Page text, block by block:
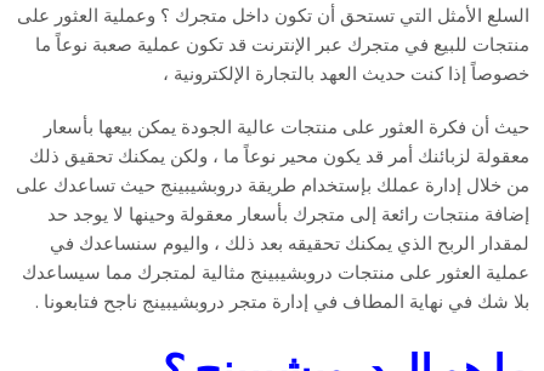
السلع الأمثل التي تستحق أن تكون داخل متجرك ؟ وعملية العثور على
منتجات للبيع في متجرك عبر الإنترنت قد تكون عملية صعبة نوعاً ما
خصوصاً إذا كنت حديث العهد بالتجارة الإلكترونية ،
حيث أن فكرة العثور على منتجات عالية الجودة يمكن بيعها بأسعار
معقولة لزبائنك أمر قد يكون محير نوعاً ما ، ولكن يمكنك تحقيق ذلك
من خلال إدارة عملك بإستخدام طريقة دروبشيبينج حيث تساعدك على
إضافة منتجات رائعة إلى متجرك بأسعار معقولة وحينها لا يوجد حد
لمقدار الربح الذي يمكنك تحقيقه بعد ذلك ، واليوم سنساعدك في
عملية العثور على منتجات دروبشيبينج مثالية لمتجرك مما سيساعدك
بلا شك في نهاية المطاف في إدارة متجر دروبشيبينج ناجح فتابعونا .